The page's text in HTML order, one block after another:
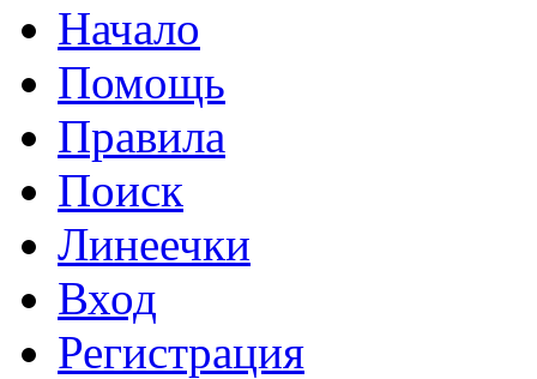
Начало
Помощь
Правила
Поиск
Линеечки
Вход
Регистрация